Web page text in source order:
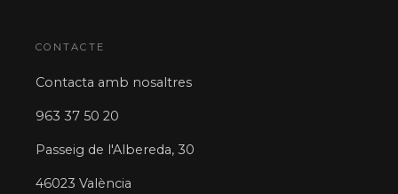
CONTACTE
Contacta amb nosaltres
963 37 50 20
Passeig de l'Albereda, 30
46023 València